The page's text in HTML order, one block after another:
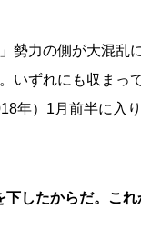
勢力の側が大混乱
いずれにも収まっ
年）1月前半に入
したからだ。こ